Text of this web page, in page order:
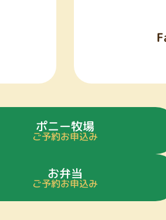
ポニー牧場
ご予約お申込み
お弁当
ご予約お申込み